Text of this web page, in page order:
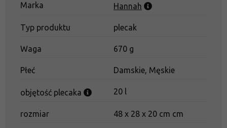
wyściełane szelki
możliwość przypięcia szelek do panelu tylnego
siatkowa boczna kieszeń na butelkę
2 wzmocnione kieszenie na zamek z przodu plecaka
Marka Hannah
Typ produktu plecak
Waga 670 g
Płeć Damskie, Męskie
objętość plecaka 20 l
rozmiar 48 x 28 x 20 cm cm